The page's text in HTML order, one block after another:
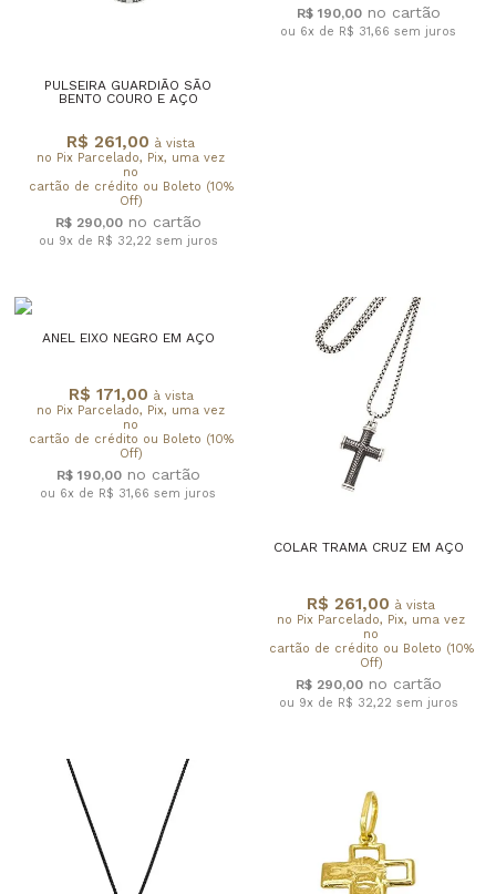
PULSEIRA GUARDIÃO SÃO
BENTO COURO E AÇO
R$ 261,00 à vista
no Pix Parcelado, Pix, uma vez
no
cartão de crédito ou Boleto (10%
Off)
R$ 290,00
ou 9x de R$ 32,22 sem juros
R$ 190,00
ou 6x de R$ 31,66 sem juros
ANEL EIXO NEGRO EM AÇO
R$ 171,00 à vista
no Pix Parcelado, Pix, uma vez
no
cartão de crédito ou Boleto (10%
Off)
R$ 190,00
ou 6x de R$ 31,66 sem juros
COLAR TRAMA CRUZ EM AÇO
R$ 261,00 à vista
no Pix Parcelado, Pix, uma vez
no
cartão de crédito ou Boleto (10%
Off)
R$ 290,00
ou 9x de R$ 32,22 sem juros